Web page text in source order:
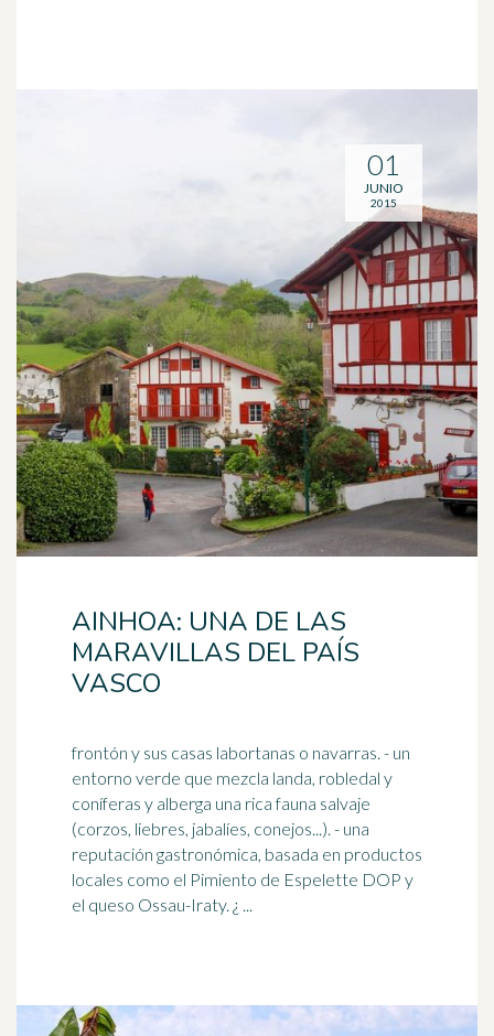
AINHOA: UNA DE LAS
MARAVILLAS DEL PAÍS
VASCO
frontón y sus casas labortanas o navarras. - un
entorno verde que mezcla landa, robledal y
coníferas y alberga una rica fauna salvaje
(corzos, liebres, jabalíes, conejos...). - una
reputación gastronómica, basada en productos
locales como el Pimiento de Espelette DOP y
el queso Ossau-Iraty. ¿ ...
01
JUNIO
2015